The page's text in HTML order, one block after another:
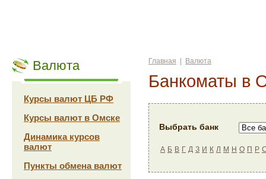
Валюта
Курсы валют ЦБ РФ
Курсы валют в Омске
Динамика курсов
валют
Пункты обмена валют
Главная Валюта
Банкоматы в
Выбрать банк
А Б В Г Д З И К Л М Н О П Р